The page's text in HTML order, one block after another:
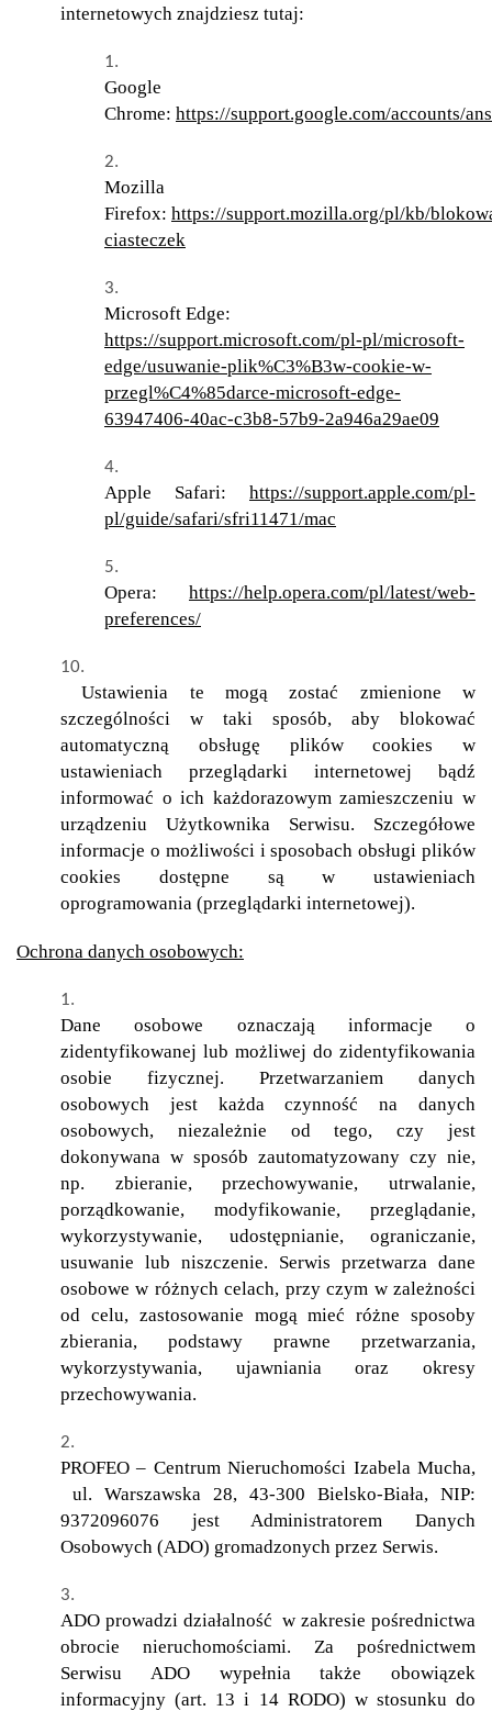
internetowych znajdziesz tutaj:
Google
Chrome: https://support.google.com/accounts/
Mozilla
Firefox: https://support.mozilla.org/pl/kb/
ciasteczek
Microsoft Edge:
https://support.microsoft.com/pl-pl/microsoft-
edge/usuwanie-plik%C3%B3w-cookie-w-
przegl%C4%85darce-microsoft-edge-
63947406-40ac-c3b8-57b9-2a946a29ae09
Apple Safari: https://support.apple.com/pl-
pl/guide/safari/sfri11471/mac
Opera: https://help.opera.com/pl/latest/web-
preferences/
Ustawienia te mogą zostać zmienione w
szczególności w taki sposób, aby blokować
automatyczną obsługę plików cookies w
ustawieniach przeglądarki internetowej bądź
informować o ich każdorazowym zamieszczeniu w
urządzeniu Użytkownika Serwisu. Szczegółowe
informacje o możliwości i sposobach obsługi plików
cookies dostępne są w ustawieniach
oprogramowania (przeglądarki internetowej).
Ochrona danych osobowych:
Dane osobowe oznaczają informacje o
zidentyfikowanej lub możliwej do zidentyfikowania
osobie fizycznej. Przetwarzaniem danych
osobowych jest każda czynność na danych
osobowych, niezależnie od tego, czy jest
dokonywana w sposób zautomatyzowany czy nie,
np. zbieranie, przechowywanie, utrwalanie,
porządkowanie, modyfikowanie, przeglądanie,
wykorzystywanie, udostępnianie, ograniczanie,
usuwanie lub niszczenie. Serwis przetwarza dane
osobowe w różnych celach, przy czym w zależności
od celu, zastosowanie mogą mieć różne sposoby
zbierania, podstawy prawne przetwarzania,
wykorzystywania, ujawniania oraz okresy
przechowywania.
PROFEO – Centrum Nieruchomości Izabela Mucha,
ul. Warszawska 28, 43-300 Bielsko-Biała, NIP:
9372096076 jest Administratorem Danych
Osobowych (ADO) gromadzonych przez Serwis.
ADO prowadzi działalność w zakresie pośrednictwa
obrocie nieruchomościami. Za pośrednictwem
Serwisu ADO wypełnia także obowiązek
informacyjny (art. 13 i 14 RODO) w stosunku do